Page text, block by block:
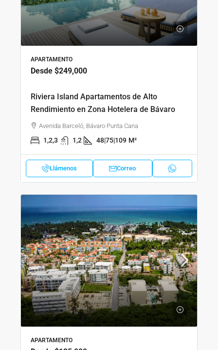
APARTAMENTO
Desde $249,000
Riviera Island Apartamentos de Alto
Rendimiento en Zona Hotelera de Bávaro
Avenida Barceló, Bávaro Punta Cana
1,2,3 1,2 48|75|109 M²
Llámenos Correo
APARTAMENTO